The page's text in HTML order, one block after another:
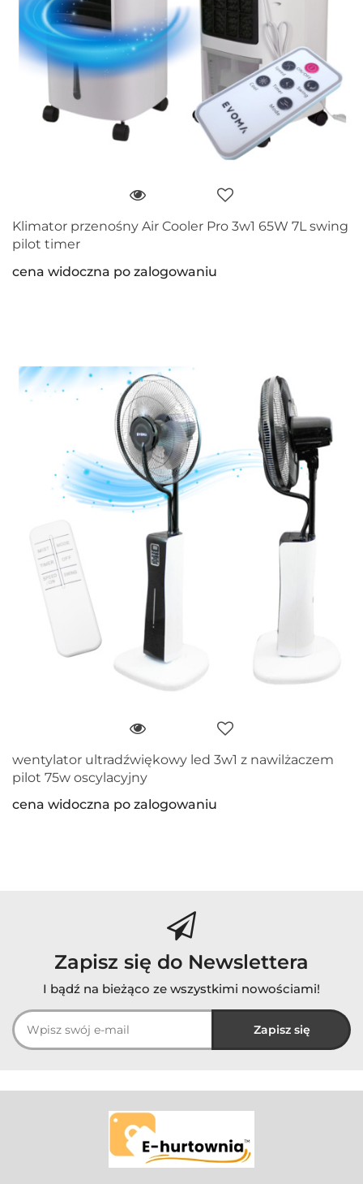
Klimator przenośny Air Cooler Pro 3w1 65W 7L swing
pilot timer
cena widoczna po zalogowaniu
wentylator ultradźwiękowy led 3w1 z nawilżaczem
pilot 75w oscylacyjny
cena widoczna po zalogowaniu
Zapisz się do Newslettera
I bądź na bieżąco ze wszystkimi nowościami!